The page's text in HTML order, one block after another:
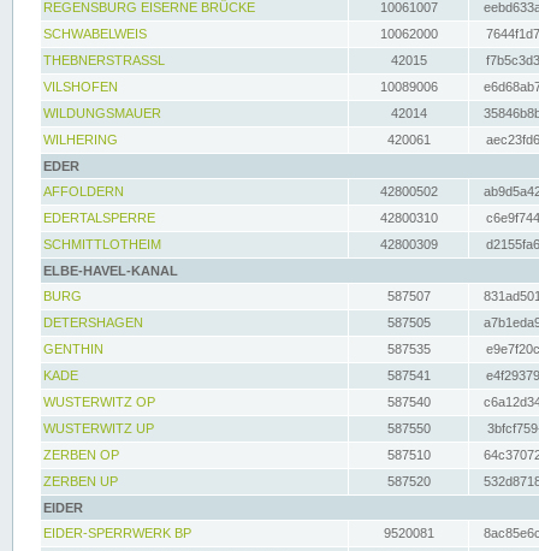
REGENSBURG EISERNE BRÜCKE
10061007
SCHWABELWEIS
10062000
THEBNERSTRASSL
42015
VILSHOFEN
10089006
WILDUNGSMAUER
42014
WILHERING
420061
EDER
AFFOLDERN
42800502
EDERTALSPERRE
42800310
SCHMITTLOTHEIM
42800309
ELBE-HAVEL-KANAL
BURG
587507
DETERSHAGEN
587505
GENTHIN
587535
KADE
587541
WUSTERWITZ OP
587540
WUSTERWITZ UP
587550
ZERBEN OP
587510
ZERBEN UP
587520
EIDER
EIDER-SPERRWERK BP
9520081